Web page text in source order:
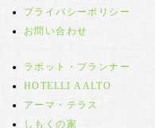
プライバシーポリシー
お問い合わせ
ラボット・プランナー
HOTELLI AALTO
アーマ・テラス
しもくの家